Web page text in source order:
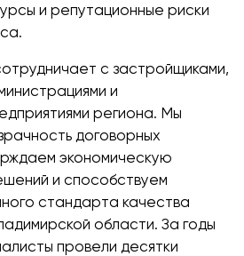
и репутационные риски
с застройщиками,
и
региона. Мы
договорных
экономическую
и способствуем
стандарта качества
области. За годы
провели десятки